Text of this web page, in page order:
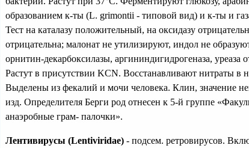
образованием к-ты (L. grimontii - типовой вид) и к-ты и
Тест на каталазу положительный, на оксидазу
отрицательна; малонат не утилизируют, индол не
орнитин-декарбоксилазы, аргининдигидрогеназа, уреаза
Растут в присутствии KCN. Восстанавливают нитраты в
Выделены из фекалий и мочи человека. Клин, значение
изд. Определителя Берги род отнесен к 5-й группе
анаэробные грам- палочки».
Лентивирусы (Lentiviridae) - подсем. ретровирусов.